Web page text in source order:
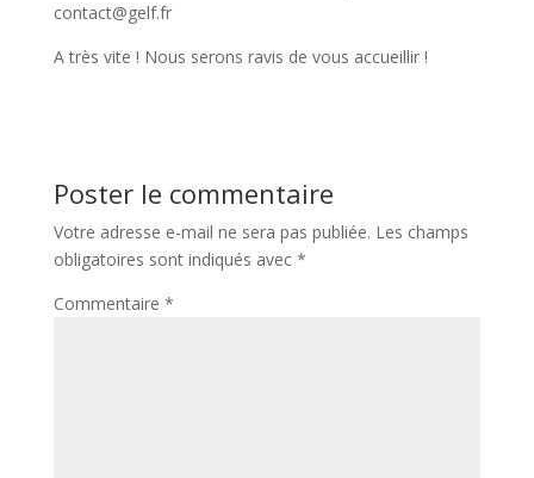
contact@gelf.fr
A très vite ! Nous serons ravis de vous accueillir !
Poster le commentaire
Votre adresse e-mail ne sera pas publiée. Les champs
obligatoires sont indiqués avec *
Commentaire *